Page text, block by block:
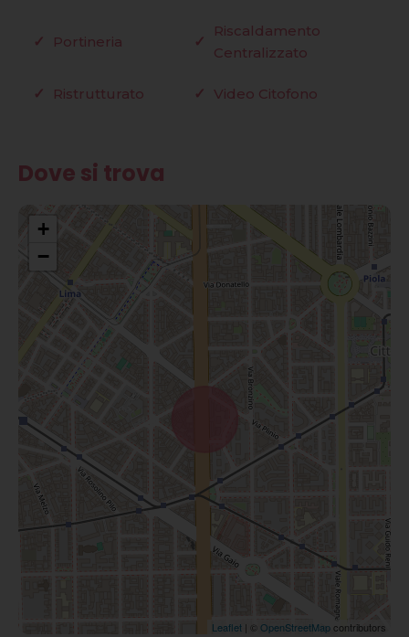
Portineria
Riscaldamento
Centralizzato
Ristrutturato Video Citofono
Dove si trova
+
−
Leaflet | © OpenStreetMapcontributors